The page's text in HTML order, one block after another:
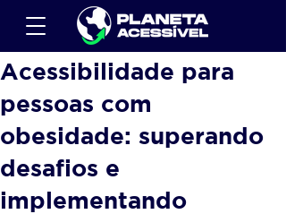
Acessibilidade para
pessoas com
obesidade: superando
desafios e
implementando